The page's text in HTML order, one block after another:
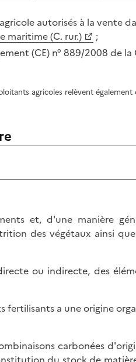
autorisés à la vente
maritime (C. rur.)
;
(CE) n° 889/2008 de la
agricoles relèvent
et, d'une manière
des végétaux ainsi
ou indirecte, des
fertilisants a une origine
carbonées